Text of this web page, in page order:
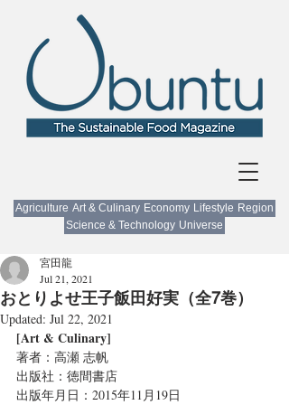
Agriculture Art & Culinary Economy Lifestyle Region
Science & Technology Universe
おとりよせ王子飯田好実（全7巻）
宮田龍
Jul 21, 2021
Updated: Jul 22, 2021
[Art & Culinary]
著者：高瀬 志帆
出版社：徳間書店
出版年月日：2015年11月19日